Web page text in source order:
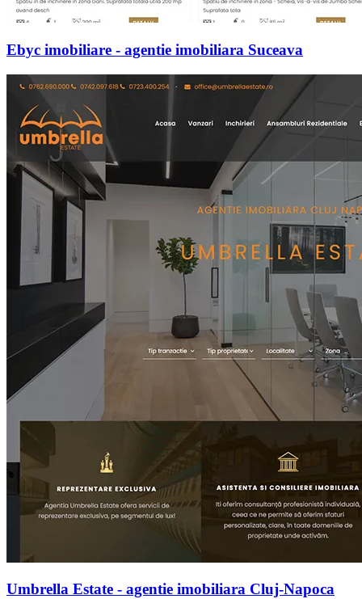
Ebyc imobiliare - agentie imobiliara Suceava
Umbrella Estate - agentie imobiliara Cluj-Napoca